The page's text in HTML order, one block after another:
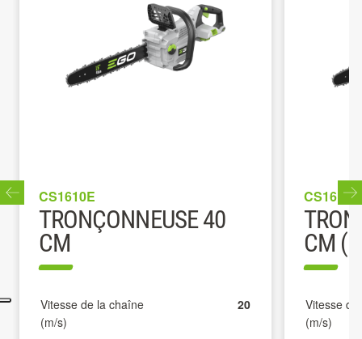
CS1610E
TRONÇONNEUSE 40
CM
Vitesse de la chaîne
(m/s)
20
CS1614E
CM
Vitesse
(m/s)